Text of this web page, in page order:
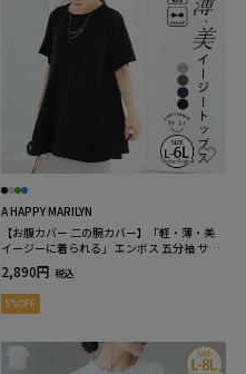
A HAPPY MARILYN
【お腹カバー 二の腕カバー】「軽・薄・美
イージーに着られる」 エンボス 五分袖 サイ
ド切り替え トップス
2,890円 税込
5%OFF